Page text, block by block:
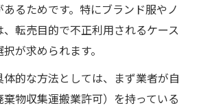
るためです。特にブランド服やノ
転売目的で不正利用されるケース
が求められます。
的な方法としては、まず業者が自
物収集運搬業許可）を持っている